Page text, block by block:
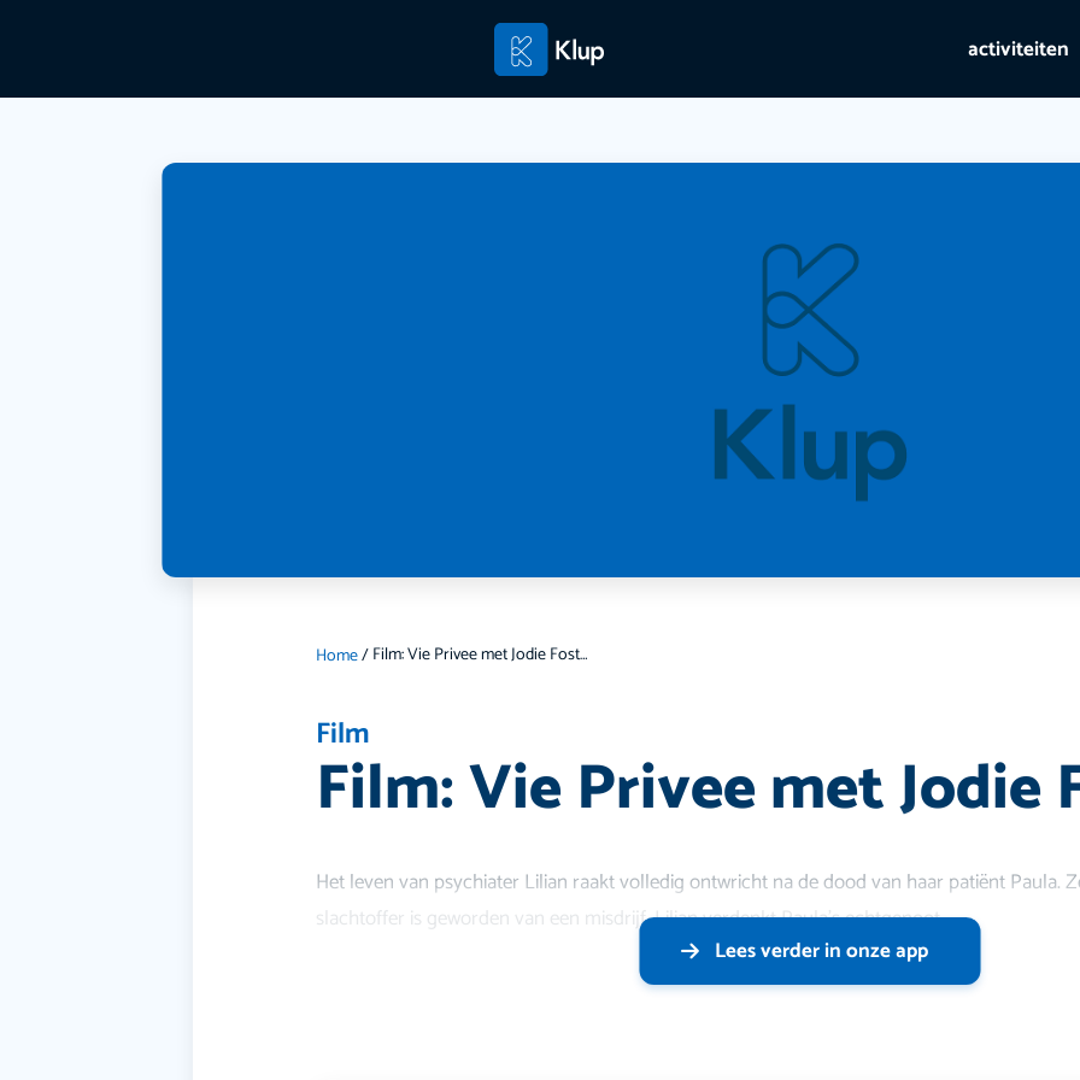
activiteiten
Home/ Film: Vie Privee met Jodie Foster
Film
Film: Vie Privee met Jodie
Het leven van psychiater Lilian raakt volledig ontwricht na de dood van haar patiënt Paula.
slachtoffer is geworden van een misdrijf. Lilian verdenkt Paula’s echtgenoot
Lees verder in onze app